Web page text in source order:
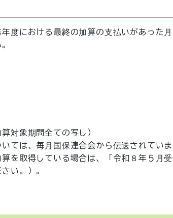
度における最終の加算の支払いがあった
対象期間全ての写し）
ては、毎月国保連合会から伝送されてい
を取得している場合は、「令和８年５月
い。）。